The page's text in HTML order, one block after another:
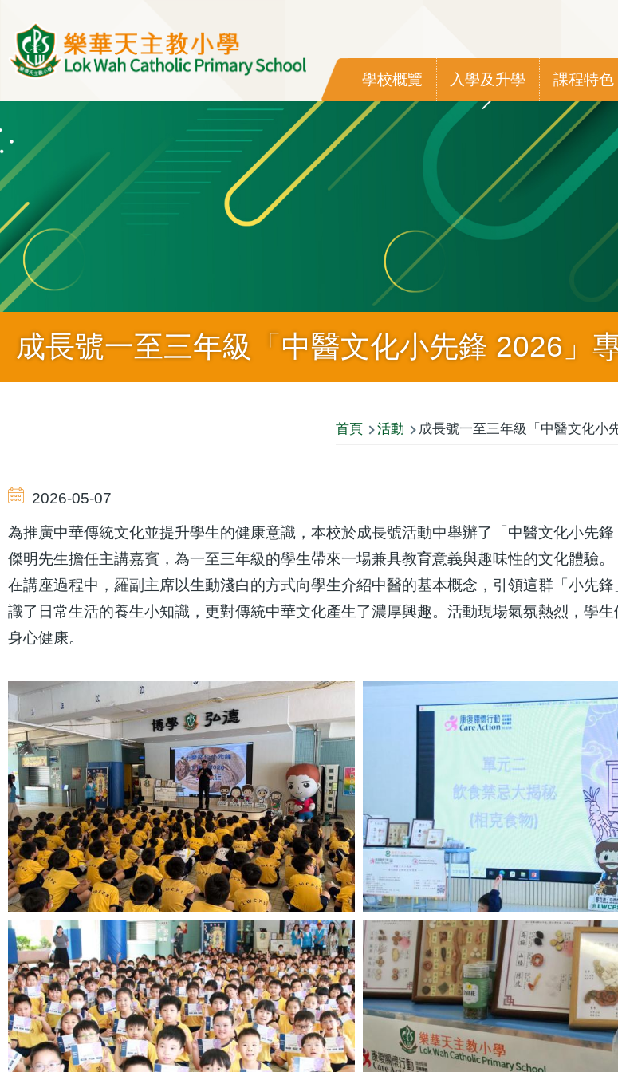
Main
navigation
學校概覽 入學及升學 課程特色
成長號一至三年級「中醫文化小先鋒 2026」
航
連
結
首頁 活動 成長號一至三年級「中醫文化小
2026-05-07
為推廣中華傳統文化並提升學生的健康意識，本校於成長號活動中舉辦了「中醫文化小先
傑明先生擔任主講嘉賓，為一至三年級的學生帶來一場兼具教育意義與趣味性的文化體驗。
在講座過程中，羅副主席以生動淺白的方式向學生介紹中醫的基本概念，引領這群「小先
識了日常生活的養生小知識，更對傳統中華文化產生了濃厚興趣。活動現場氣氛熱烈，學
身心健康。